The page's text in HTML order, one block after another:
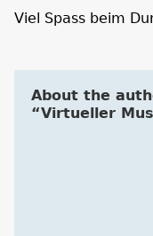
Viel Spass beim
About the
“Virtueller